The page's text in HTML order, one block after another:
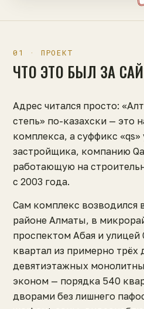
01 · ПРОЕКТ
ЧТО ЭТО БЫЛ ЗА
Адрес читался просто:
степь» по-казахски — это
комплекса, а суффикс «qs»
застройщика, компанию
работающую на
с 2003 года.
Сам комплекс возводился
районе Алматы, в
проспектом Абая и улицей
квартал из примерно трёх
девятиэтажных
эконом — порядка 540
дворами без лишнего